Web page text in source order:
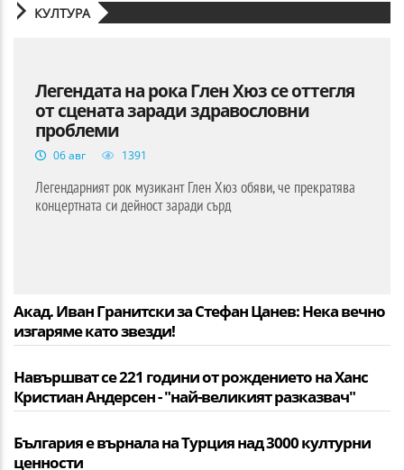
КУЛТУРА
Легендата на рока Глен Хюз се оттегля
от сцената заради здравословни
проблеми
06 авг 1391
Легендарният рок музикант Глен Хюз обяви, че прекратява
концертната си дейност заради сърд
Акад. Иван Гранитски за Стефан Цанев: Нека вечно
изгаряме като звезди!
Навършват се 221 години от рождението на Ханс
Кристиан Андерсен - "най-великият разказвач"
България е върнала на Турция над 3000 културни
ценности